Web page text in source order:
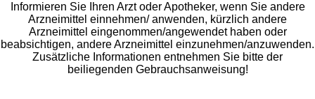
Informieren Sie Ihren Arzt oder Apotheker, wenn Sie andere
Arzneimittel einnehmen/ anwenden, kürzlich andere
Arzneimittel eingenommen/angewendet haben oder
beabsichtigen, andere Arzneimittel einzunehmen/anzuwenden.
Zusätzliche Informationen entnehmen Sie bitte der
beiliegenden Gebrauchsanweisung!